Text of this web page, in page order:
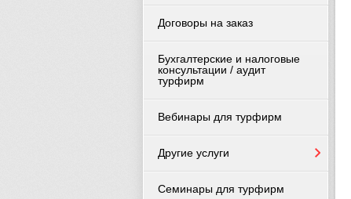
Договоры на заказ
Бухгалтерские и налоговые
консультации / аудит
турфирм
Вебинары для турфирм
Другие услуги
Семинары для турфирм